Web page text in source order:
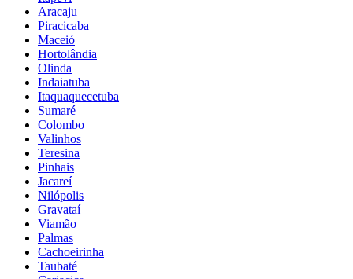
Aracaju
Piracicaba
Maceió
Hortolândia
Olinda
Indaiatuba
Itaquaquecetuba
Sumaré
Colombo
Valinhos
Teresina
Pinhais
Jacareí
Nilópolis
Gravataí
Viamão
Palmas
Cachoeirinha
Taubaté